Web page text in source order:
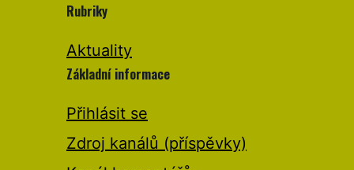
Rubriky
Aktuality
Základní informace
Přihlásit se
Zdroj kanálů (příspěvky)